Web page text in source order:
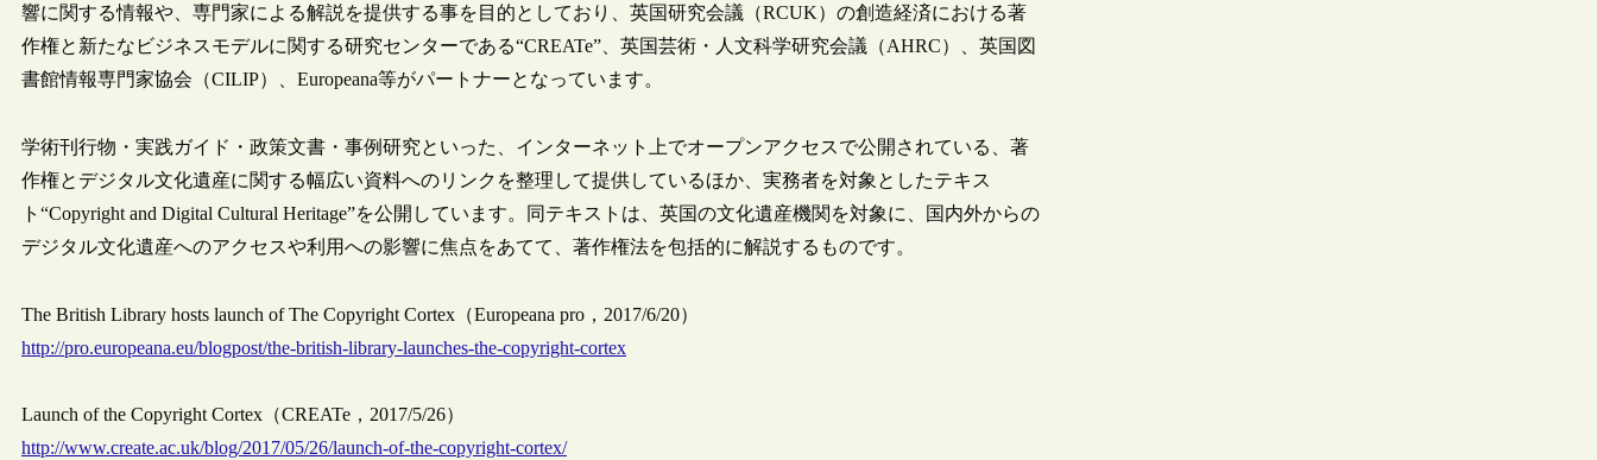
響に関する情報や、専門家による解説を提供する事を目的としており、英国研究会議（RCUK）の創造経済における著
作権と新たなビジネスモデルに関する研究センターである“CREATe”、英国芸術・人文科学研究会議（AHRC）、英国図
書館情報専門家協会（CILIP）、Europeana等がパートナーとなっています。
学術刊行物・実践ガイド・政策文書・事例研究といった、インターネット上でオープンアクセスで公開されている、著
作権とデジタル文化遺産に関する幅広い資料へのリンクを整理して提供しているほか、実務者を対象としたテキス
ト“Copyright and Digital Cultural Heritage”を公開しています。同テキストは、英国の文化遺産機関を対象に、国内外からの
デジタル文化遺産へのアクセスや利用への影響に焦点をあてて、著作権法を包括的に解説するものです。
The British Library hosts launch of The Copyright Cortex（Europeana pro，2017/6/20）
http://pro.europeana.eu/blogpost/the-british-library-launches-the-copyright-cortex
Launch of the Copyright Cortex（CREATe，2017/5/26）
http://www.create.ac.uk/blog/2017/05/26/launch-of-the-copyright-cortex/